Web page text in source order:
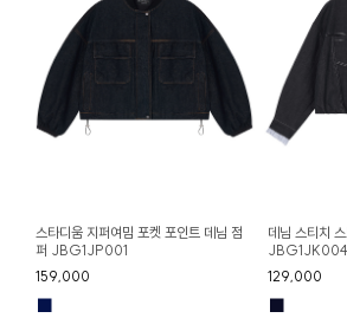
스타디움 지퍼여밈 포켓 포인트 데님 점
퍼 JBG1JP001
159,000
■
데님 스티치
JBG1JK004
129,000
■